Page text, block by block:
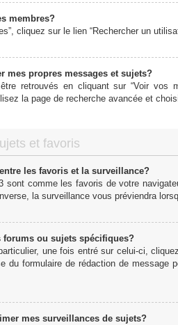
membres?
cliquez sur le lien “Rechercher un
mes propres messages et sujets?
retrouvés en cliquant sur “Voir vos
la page de recherche avancée et
et favoris
les favoris et la surveillance?
sont comme les favoris de votre
la surveillance vous préviendra
forums ou sujets spécifiques?
une fois entré sur celui-ci,
du formulaire de rédaction de message
mes surveillances de sujets?